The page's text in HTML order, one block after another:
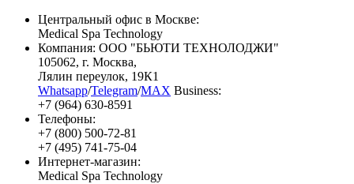
Центральный офис в Москве:
Medical Spa Technology
Компания: ООО "БЬЮТИ ТЕХНОЛОДЖИ"
105062, г. Москва,
Лялин переулок, 19К1
Whatsapp/Telegram/MAX Business:
+7 (964) 630-8591
Телефоны:
+7 (800) 500-72-81
+7 (495) 741-75-04
Интернет-магазин:
Medical Spa Technology